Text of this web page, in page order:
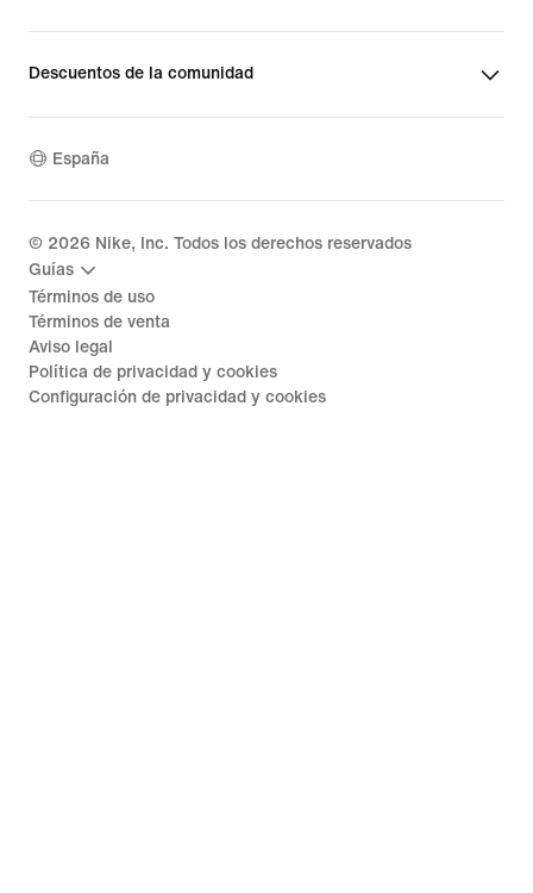
Descuentos de la comunidad
España
© 2026 Nike, Inc. Todos los derechos reservados
Guías
Términos de uso
Términos de venta
Aviso legal
Política de privacidad y cookies
Configuración de privacidad y cookies